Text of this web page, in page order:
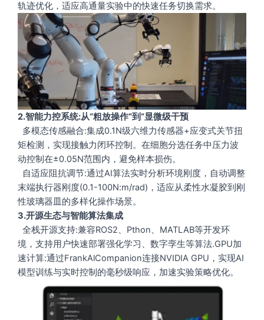
轨迹优化，适应高通量实验中的快速任务切换需求。
2.智能力控系统:从“粗放操作“到“显微级干预
多模态传感融合:集成0.1N级六维力传感器+应变式关节扭
矩检测，实现接触力闭环控制。在细胞分选任务中压力波
动控制在±0.05N范围内，避免样本损伤。
自适应阻抗调节:通过AI算法实时分析环境刚度，自动调整
末端执行器刚度(0.1-100N:m/rad)，适应从柔性水凝胶到刚
性玻璃器皿的多样化操作场景。
3.开源生态与智能算法集成
全栈开源支持:兼容ROS2、Pthon、MATLAB等开发环
境，支持用户快速部署强化学习、数字孪生等算法.GPU加
速计算:通过FrankAlCompanion连接NVIDIA GPU，实现AI
模型训练与实时控制的毫秒级响应，加速实验策略优化。